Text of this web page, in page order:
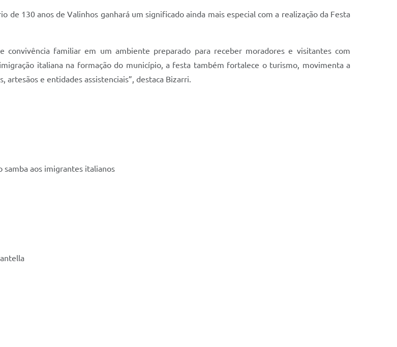
de 130 anos de Valinhos ganhará um significado ainda mais especial com a realização da Festa
convivência familiar em um ambiente preparado para receber moradores e visitantes com
italiana na formação do município, a festa também fortalece o turismo, movimenta a
e entidades assistenciais”, destaca Bizarri.
samba aos imigrantes italianos